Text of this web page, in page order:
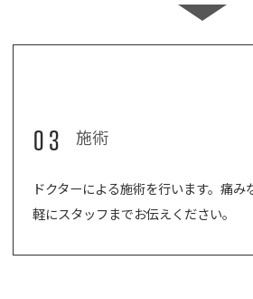
03 施術
ドクターによる施術を行います。痛
軽にスタッフまでお伝えください。